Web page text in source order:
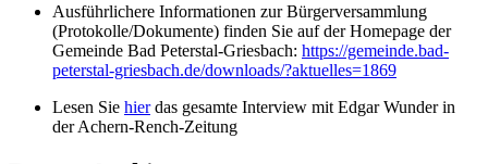
Ausführlichere Informationen zur Bürgerversammlung
(Protokolle/Dokumente) finden Sie auf der Homepage der
Gemeinde Bad Peterstal-Griesbach: https://gemeinde.bad-
peterstal-griesbach.de/downloads/?aktuelles=1869
Lesen Sie hierdas gesamte Interview mit Edgar Wunder in
der Achern-Rench-Zeitung